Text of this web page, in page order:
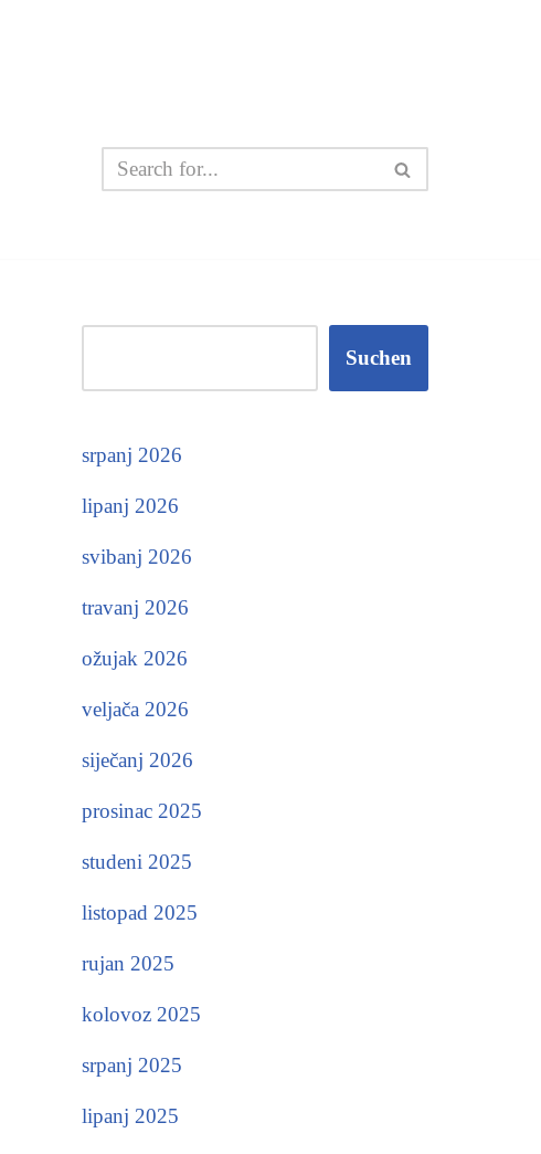
Suchen
srpanj 2026
lipanj 2026
svibanj 2026
travanj 2026
ožujak 2026
veljača 2026
siječanj 2026
prosinac 2025
studeni 2025
listopad 2025
rujan 2025
kolovoz 2025
srpanj 2025
lipanj 2025